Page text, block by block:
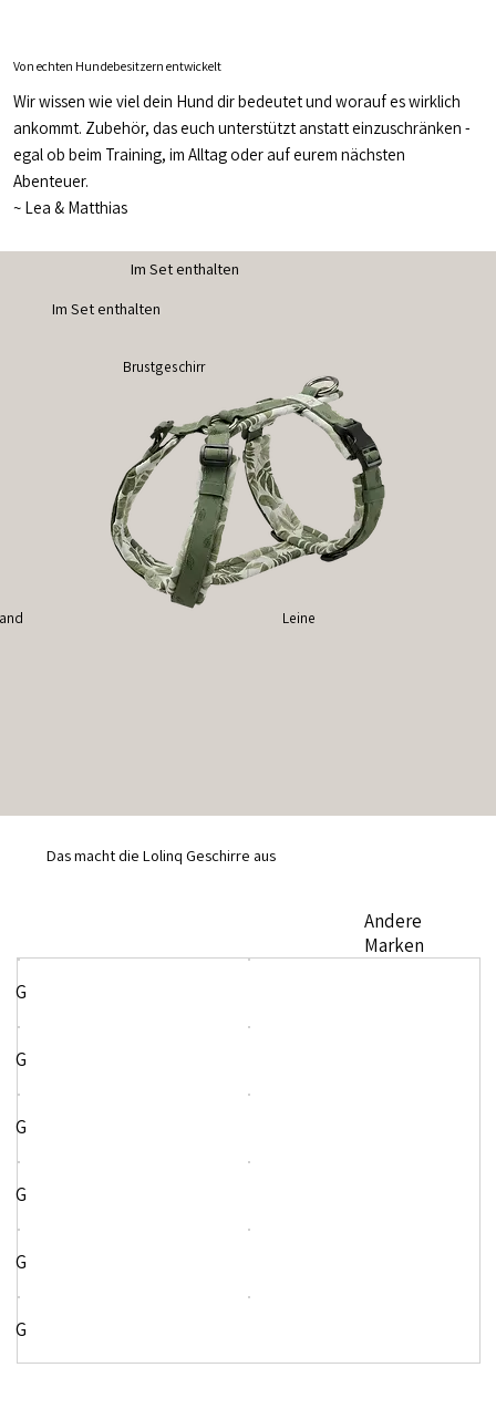
Von echten Hundebesitzern entwickelt
Wir wissen wie viel dein Hund dir bedeutet und worauf es wirklich
ankommt. Zubehör, das euch unterstützt anstatt einzuschränken -
egal ob beim Training, im Alltag oder auf eurem nächsten
Abenteuer.
~Lea & Matthias
Brustgeschirr
Im Set enthalten
Im Set enthalten
Leine
Das macht die Lolinq Geschirre aus
Andere
Marken
G
G
G
G
G
G